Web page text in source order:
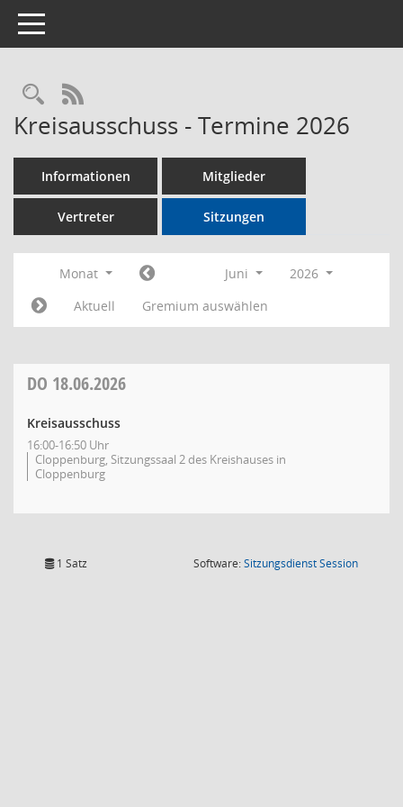
Toggle navigation
Rechercheauswahl
RSS-Feed
Kreisausschuss - Termine 2026
Informationen Mitglieder
Vertreter Sitzungen
Monat Juni
2026
Aktuell
Gremium auswählen
DO 18.06.2026
Kreisausschuss
16:00-16:50 Uhr
Cloppenburg, Sitzungssaal 2 des Kreishauses in
Cloppenburg
1 Satz Software:SitzungsdienstSession(Wird in